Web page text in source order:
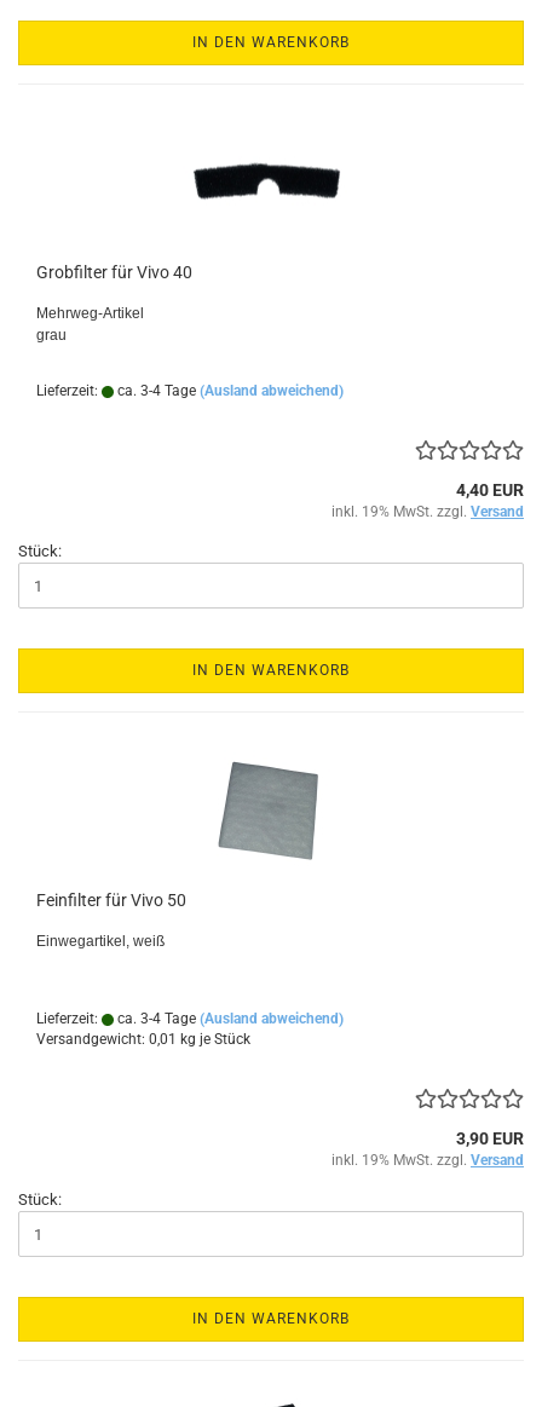
IN DEN WARENKORB
Grobfilter für Vivo 40
Mehrweg-Artikel
grau
Lieferzeit: ca. 3-4 Tage (Ausland abweichend)
4,40 EUR
inkl. 19% MwSt. zzgl. Versand
Stück:
IN DEN WARENKORB
Feinfilter für Vivo 50
Einwegartikel, weiß
Lieferzeit: ca. 3-4 Tage (Ausland abweichend)
Versandgewicht: 0,01 kg je Stück
3,90 EUR
inkl. 19% MwSt. zzgl. Versand
Stück:
IN DEN WARENKORB